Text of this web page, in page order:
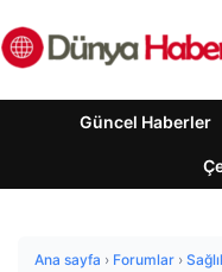
Güncel Haberler
Ana sayfa › Forumlar ›